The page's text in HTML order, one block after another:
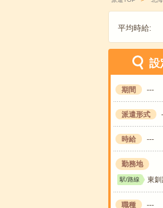
平均時給:
設
期間 ---
派遣形式
時給 ---
勤務地
駅/路線 東釧
職種 ---